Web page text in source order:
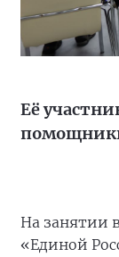
Её
На занятии
«Единой